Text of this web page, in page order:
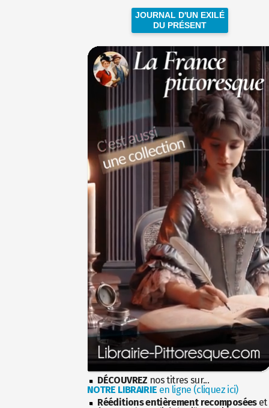
JOURNAL D'UN EXILÉ
DU PRÉSENT
DÉCOUVREZ nos titres sur...
NOTRE LIBRAIRIE en ligne (cliquez ici)
Rééditions entièrement recomposéeset